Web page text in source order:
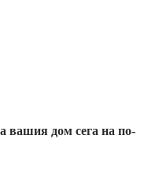
вашия дом сега на по-